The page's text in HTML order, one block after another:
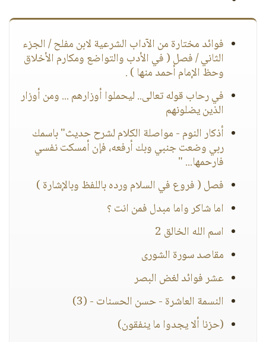
فوائد مختارة من الآداب الشرعية لابن مفلح / الجزء
الثاني / فصل ( في الأدب والتواضع ومكارم الأخلاق
وحظ الإمام أحمد منها ) .
في رحاب قوله تعالى.. ليحملوا أوزارهم ... ومن أوزار
الذين يضلونهم
أذكار النوم - مواصلة الكلام لشرح حديث" باسمك
ربي وضعت جنبي وبك أرفعه، فإن أمسكت نفسي
فارحمها... "
فصل ( فروع في السلام ورده باللفظ وبالإشارة )
اما شاكر واما مبدل فمن انت ؟
اسم الله الخالق 2
مقاصد سورة الشورى
عشر فوائد لغض البصر
النسمة العاشرة - حسن الحسنات - (3)
(حزنا ألا يجدوا ما ينفقون)